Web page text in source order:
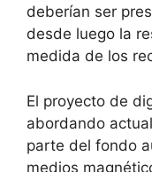
deberían ser
desde luego la
medida de los
El proyecto de
abordando
parte del fondo
medios